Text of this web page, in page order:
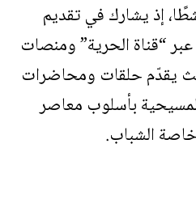
إذ يشارك في تقديم
“قناة الحرية” ومنصات
يقدّم حلقات ومحاضرات
بأسلوب معاصر
الشباب.